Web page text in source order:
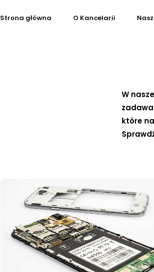
Strona główna O Kancelarii
W
które